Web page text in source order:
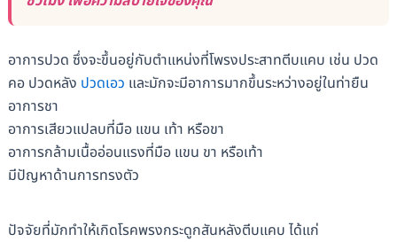
อาการปวด ซึ่งจะขึ้นอยู่กับตำแหน่งที่โพรงประสาทตีบแคบ เช่น ปวด
คอ ปวดหลัง ปวดเอว และมักจะมีอาการมากขึ้นระหว่างอยู่ในท่ายืน
อาการชา
อาการเสียวแปลบที่มือ แขน เท้า หรือขา
อาการกล้ามเนื้ออ่อนแรงที่มือ แขน ขา หรือเท้า
มีปัญหาด้านการทรงตัว
ปัจจัยที่มักทำให้เกิดโรคพรงกระดูกสันหลังตีบแคบ ได้แก่